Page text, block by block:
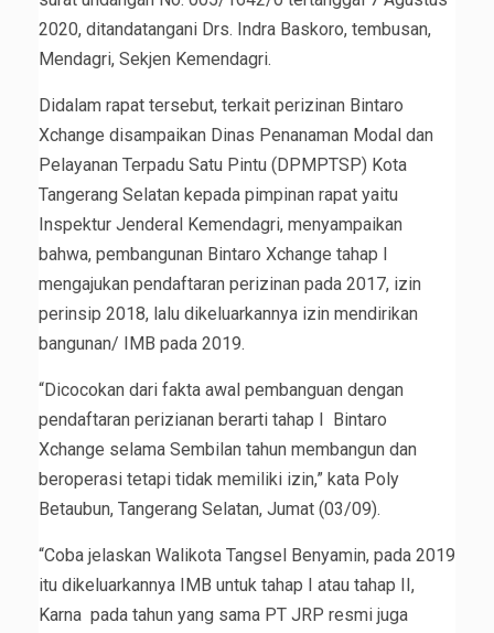
2020, ditandatangani Drs. Indra Baskoro, tembusan,
Mendagri, Sekjen Kemendagri.
Didalam rapat tersebut, terkait perizinan Bintaro
Xchange disampaikan Dinas Penanaman Modal dan
Pelayanan Terpadu Satu Pintu (DPMPTSP) Kota
Tangerang Selatan kepada pimpinan rapat yaitu
Inspektur Jenderal Kemendagri, menyampaikan
bahwa, pembangunan Bintaro Xchange tahap I
mengajukan pendaftaran perizinan pada 2017, izin
perinsip 2018, lalu dikeluarkannya izin mendirikan
bangunan/ IMB pada 2019.
“Dicocokan dari fakta awal pembanguan dengan
pendaftaran perizianan berarti tahap I Bintaro
Xchange selama Sembilan tahun membangun dan
beroperasi tetapi tidak memiliki izin,” kata Poly
Betaubun, Tangerang Selatan, Jumat (03/09).
“Coba jelaskan Walikota Tangsel Benyamin, pada 2019
itu dikeluarkannya IMB untuk tahap I atau tahap II,
Karna pada tahun yang sama PT JRP resmi juga